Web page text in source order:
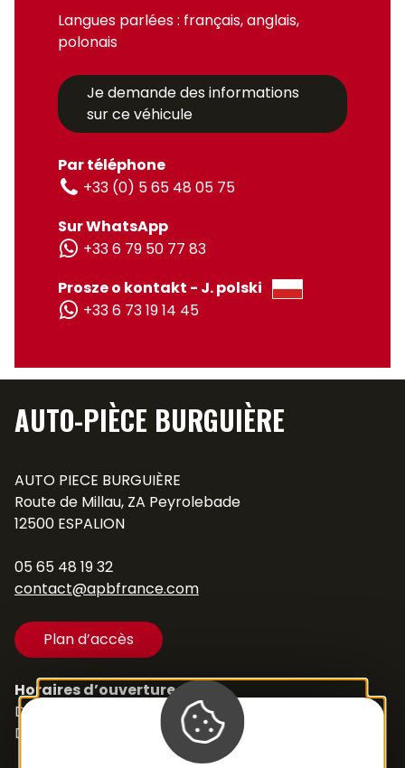
Langues parlées : français, anglais,
polonais
Je demande des informations
sur ce véhicule
Par téléphone
+33 (0) 5 65 48 05 75
Sur WhatsApp
+33 6 79 50 77 83
Prosze o kontakt - J. polski
+33 6 73 19 14 45
AUTO-PIÈCE BURGUIÈRE
AUTO PIECE BURGUIÈRE
Route de Millau, ZA Peyrolebade
12500 ESPALION
05 65 48 19 32
contact@apbfrance.com
Plan d’accès
Horaires d’ouverture
Du Lundi au Samedi,
De 8h30 à 12h et de 14h à 18h